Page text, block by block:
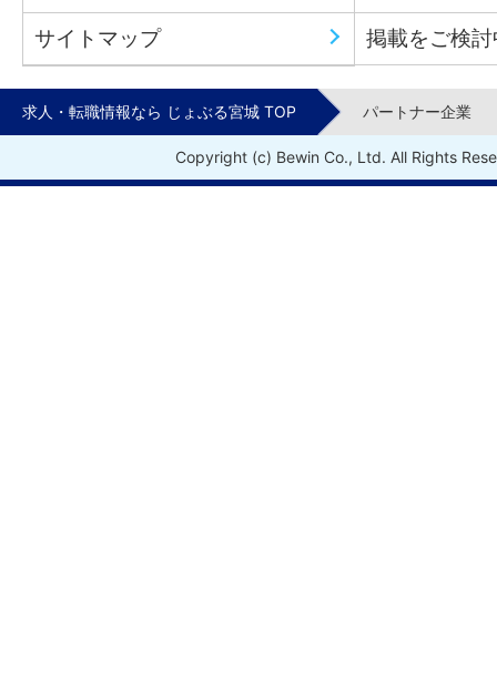
サイトマップ 掲載をご検
求人・転職情報なら じょぶる宮城 TOP パートナー企業
Copyright (c) Bewin Co., Ltd. All Rights